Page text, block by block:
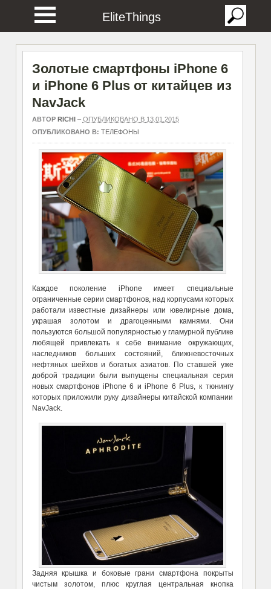
EliteThings
Золотые смартфоны iPhone 6
и iPhone 6 Plus от китайцев из
NavJack
АВТОР RICHI– ОПУБЛИКОВАНО В 13.01.2015
ОПУБЛИКОВАНО В: ТЕЛЕФОНЫ
Каждое поколение iPhone имеет специальные
ограниченные серии смартфонов, над корпусами которых
работали известные дизайнеры или ювелирные дома,
украшая золотом и драгоценными камнями. Они
пользуются большой популярностью у гламурной публике
любящей привлекать к себе внимание окружающих,
наследников больших состояний, ближневосточных
нефтяных шейхов и богатых азиатов. По ставшей уже
доброй традиции были выпущены специальная серия
новых смартфонов iPhone 6 и iPhone 6 Plus, к тюнингу
которых приложили руку дизайнеры китайской компании
NavJack.
Задняя крышка и боковые грани смартфона покрыты
чистым золотом, плюс круглая центральная кнопка